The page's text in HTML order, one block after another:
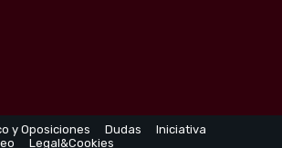
y Oposiciones Dudas
Iniciativa
Legal&Cookies